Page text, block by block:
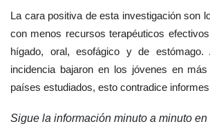
La cara positiva de esta investigación son
con menos recursos terapéuticos
hígado, oral, esofágico y de
incidencia bajaron en los jóvenes en
países estudiados, esto contradice
Sigue la información minuto a minuto en